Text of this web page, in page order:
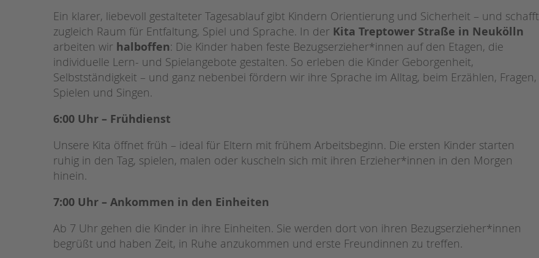
Ein klarer, liebevoll gestalteter Tagesablauf gibt Kindern Orientierung und Sicherheit – und schafft
zugleich Raum für Entfaltung, Spiel und Sprache. In der Kita Treptower Straße in Neukölln
arbeiten wir halboffen: Die Kinder haben feste Bezugserzieher*innen auf den Etagen, die
individuelle Lern- und Spielangebote gestalten. So erleben die Kinder Geborgenheit,
Selbstständigkeit – und ganz nebenbei fördern wir ihre Sprache im Alltag, beim Erzählen, Fragen,
Spielen und Singen.
6:00 Uhr – Frühdienst
Unsere Kita öffnet früh – ideal für Eltern mit frühem Arbeitsbeginn. Die ersten Kinder starten
ruhig in den Tag, spielen, malen oder kuscheln sich mit ihren Erzieher*innen in den Morgen
hinein.
7:00 Uhr – Ankommen in den Einheiten
Ab 7 Uhr gehen die Kinder in ihre Einheiten. Sie werden dort von ihren Bezugserzieher*innen
begrüßt und haben Zeit, in Ruhe anzukommen und erste Freundinnen zu treffen.